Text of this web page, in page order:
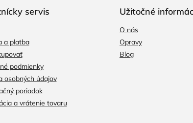
y
servis
a platba
podmienky
osobných údajov
poriadok
a vrátenie tovaru
Užitočné
O nás
Opravy
Blog